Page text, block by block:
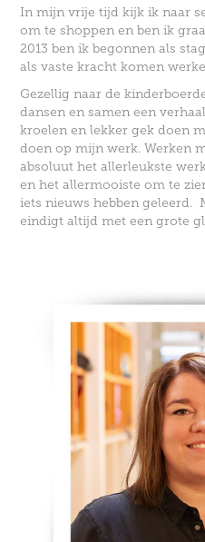
In mijn vrije tijd kijk ik naar
om te shoppen en ben ik
2013 ben ik begonnen als
als vaste kracht komen
Gezellig naar de
dansen en samen een
kroelen en lekker gek doen
doen op mijn werk. Werken
absoluut het allerleukste
en het allermooiste om te
iets nieuws hebben geleerd.
eindigt altijd met een grote